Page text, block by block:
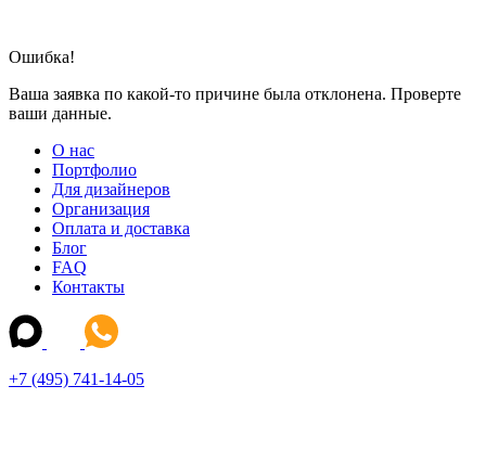
Ошибка!
Ваша заявка по какой-то причине была отклонена. Проверте
ваши данные.
О нас
Портфолио
Для дизайнеров
Организация
Оплата и доставка
Блог
FAQ
Контакты
+7 (495) 741-14-05